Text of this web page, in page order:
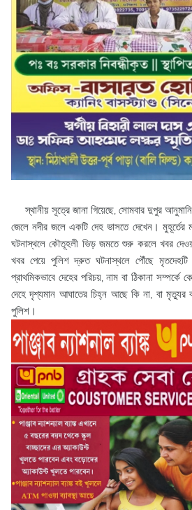
স্থানীয় সূত্রে জানা গিয়েছে, সোমবার দুপুর
জেলে নদীর জলে একটি দেহ ভাসতে দেখেন।
ঘটনাস্থলে কৌতূহলী ভিড় জমতে শুরু করলে খবর
খবর পেয়ে পুলিশ দ্রুত ঘটনাস্থলে পৌঁছে মৃতদেহটি
প্রাথমিকভাবে দেহের পরিচয়, নাম বা ঠিকানা
দেহে দৃশ্যমান আঘাতের চিহ্ন আছে কি না, বা মৃত্যুর
পুলিশ।